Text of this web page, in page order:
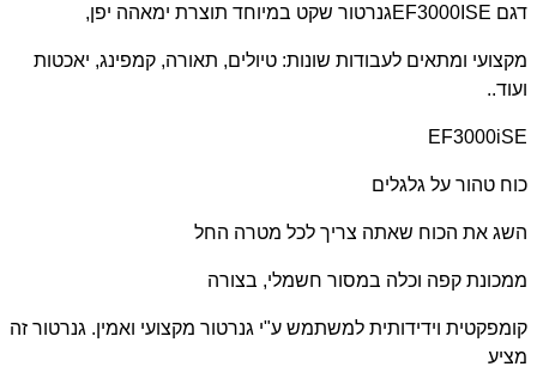
דגם EF3000ISEגנרטור שקט במיוחד תוצרת ימאהה יפן,
מקצועי ומתאים לעבודות שונות: טיולים, תאורה, קמפינג, יאכטות
ועוד..
EF3000iSE
כוח טהור על גלגלים
השג את הכוח שאתה צריך לכל מטרה החל
ממכונת קפה וכלה במסור חשמלי, בצורה
קומפקטית וידידותית למשתמש ע"י גנרטור מקצועי ואמין. גנרטור זה
מציע